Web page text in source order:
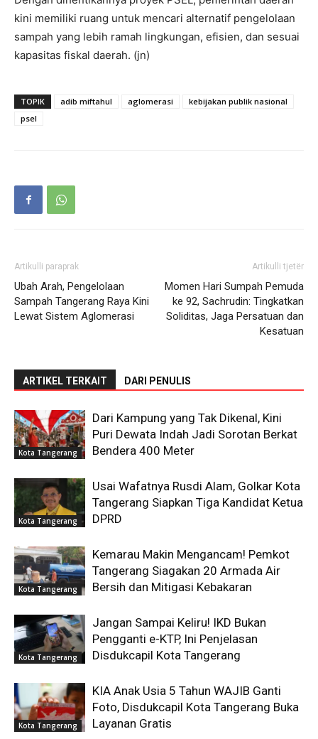
kini memiliki ruang untuk mencari alternatif pengelolaan
sampah yang lebih ramah lingkungan, efisien, dan sesuai
kapasitas fiskal daerah. (jn)
TOPIK adib miftahul aglomerasi
kebijakan publik nasional
psel
Artikulli paraprak
Ubah Arah, Pengelolaan
Sampah Tangerang Raya Kini
Lewat Sistem Aglomerasi
Artikulli tjetër
Momen Hari Sumpah Pemuda
ke 92, Sachrudin: Tingkatkan
Soliditas, Jaga Persatuan dan
Kesatuan
ARTIKEL TERKAIT DARI PENULIS
Kota Tangerang
Dari Kampung yang Tak Dikenal, Kini
Puri Dewata Indah Jadi Sorotan Berkat
Bendera 400 Meter
Kota Tangerang
Usai Wafatnya Rusdi Alam, Golkar Kota
Tangerang Siapkan Tiga Kandidat Ketua
DPRD
Kota Tangerang
Kemarau Makin Mengancam! Pemkot
Tangerang Siagakan 20 Armada Air
Bersih dan Mitigasi Kebakaran
Kota Tangerang
Jangan Sampai Keliru! IKD Bukan
Pengganti e-KTP, Ini Penjelasan
Disdukcapil Kota Tangerang
Kota Tangerang
KIA Anak Usia 5 Tahun WAJIB Ganti
Foto, Disdukcapil Kota Tangerang Buka
Layanan Gratis